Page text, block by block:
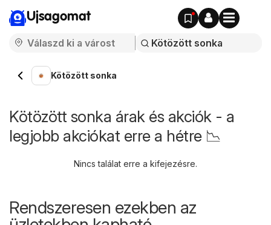
Ujsagomat
Kötözött sonka
Kötözött sonka árak és akciók - a
legjobb akciókat erre a hétre 📉
Nincs találat erre a kifejezésre.
Rendszeresen ezekben az